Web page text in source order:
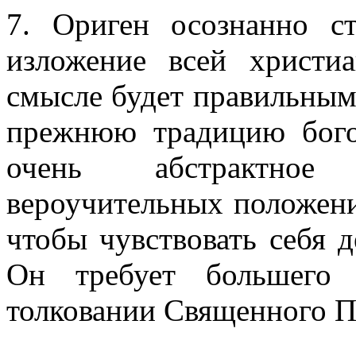
7. Ориген осознанно
изложение всей
смысле будет
прежнюю традицию
очень
вероучительных
чтобы чувствовать себя
Он требует
толковании Священного